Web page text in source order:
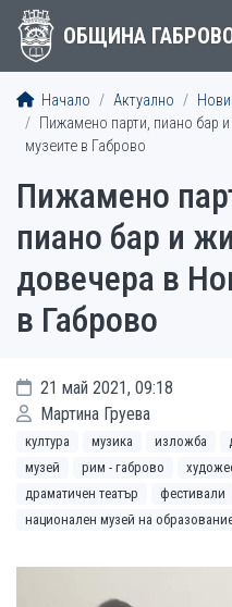
ОБЩИНА
Начало Актуално
Пижамено парти, пиано бар
музеите в Габрово
Пижамено
пиано бар и
довечера в
в Габрово
21 май 2021, 09:18
Мартина Груева
култура музика изложба
музей
рим - габрово
драматичен театър
фестивали
национален музей на